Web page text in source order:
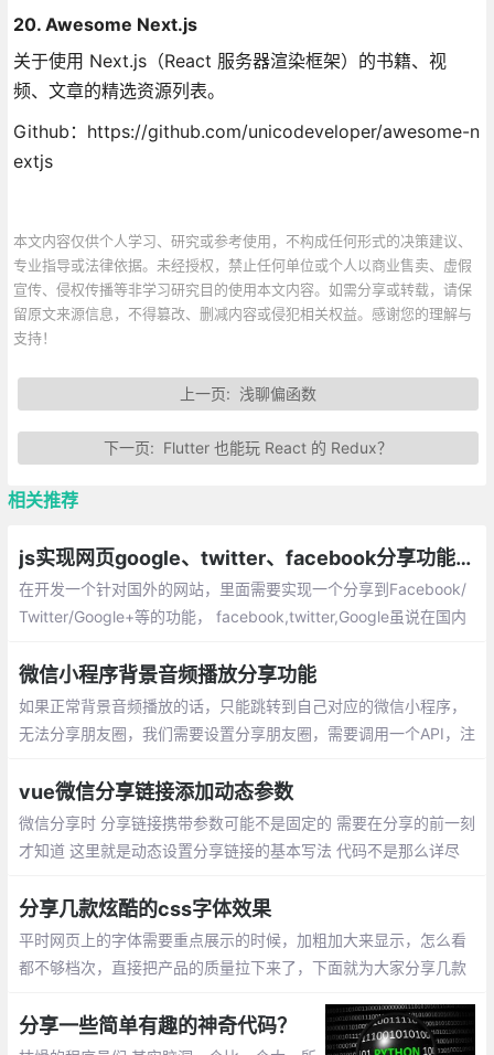
20. Awesome Next.js
关于使用 Next.js（React 服务器渲染框架）的书籍、视
频、文章的精选资源列表。
Github：https://github.com/unicodeveloper/awesome-n
extjs
本文内容仅供个人学习、研究或参考使用，不构成任何形式的决策建议、
专业指导或法律依据。未经授权，禁止任何单位或个人以商业售卖、虚假
宣传、侵权传播等非学习研究目的使用本文内容。如需分享或转载，请保
留原文来源信息，不得篡改、删减内容或侵犯相关权益。感谢您的理解与
支持！
上一页: 浅聊偏函数
下一页: Flutter 也能玩 React 的 Redux？
相关推荐
js实现网页google、twitter、facebook分享功能代码
在开发一个针对国外的网站，里面需要实现一个分享到Facebook/
Twitter/Google+等的功能， facebook,twitter,Google虽说在国内
微信小程序背景音频播放分享功能
如果正常背景音频播放的话，只能跳转到自己对应的微信小程序，
无法分享朋友圈，我们需要设置分享朋友圈，需要调用一个API，注
vue微信分享链接添加动态参数
微信分享时 分享链接携带参数可能不是固定的 需要在分享的前一刻
才知道 这里就是动态设置分享链接的基本写法 代码不是那么详尽
分享几款炫酷的css字体效果
平时网页上的字体需要重点展示的时候，加粗加大来显示，怎么看
都不够档次，直接把产品的质量拉下来了，下面就为大家分享几款
分享一些简单有趣的神奇代码？